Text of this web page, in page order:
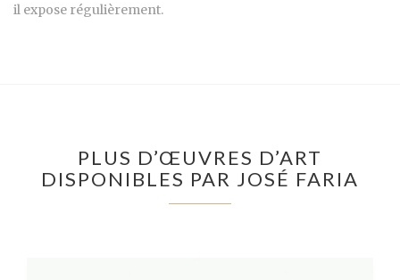
il expose régulièrement.
PLUS D’ŒUVRES D’ART
DISPONIBLES PAR JOSÉ FARIA